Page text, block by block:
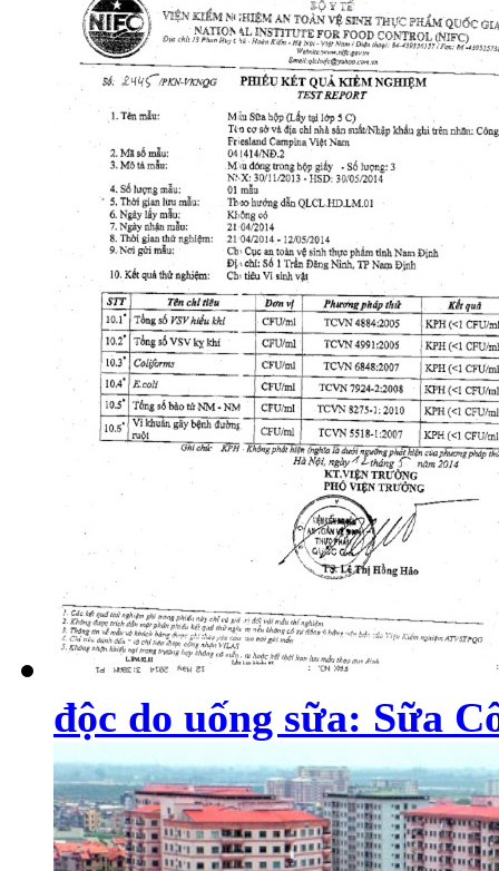
độc do uống sữa: Sữa